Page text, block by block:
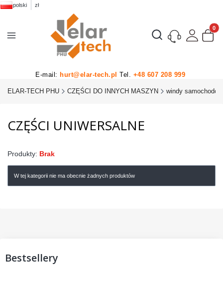
polski zł
Otwórz wyszukiwarkę
E-mail: hurt@elar-tech.pl Tel. +48 607 208 999
ELAR-TECH PHU CZĘŚCI DO INNYCH MASZYN windy
CZĘŚCI UNIWERSALNE
Produkty: Brak
W tej kategorii nie ma obecnie żadnych produktów
Bestsellery